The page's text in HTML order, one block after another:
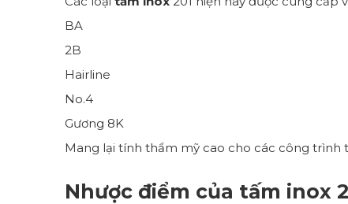
BA
2B
Hairline
No.4
Gương 8K
Mang lại tính thẩm mỹ cao cho các công trình
Nhược điểm của tấm inox